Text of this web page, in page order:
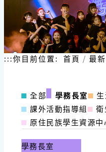
:::你目前位置: 首頁 最
全部 學務長室
課外活動指導組
衛
原住民族學生資源中
學務長室